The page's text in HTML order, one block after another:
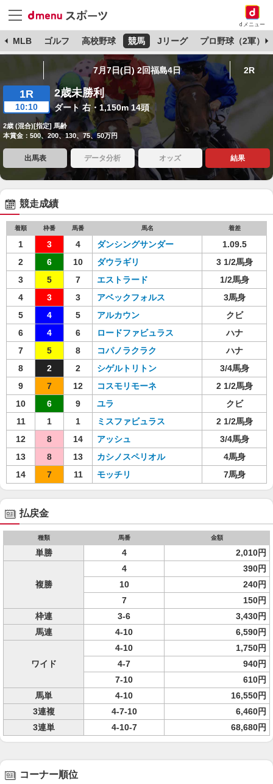
dメニュー
MLB ゴルフ 高校野球 競馬 Jリーグ プロ野球（2軍）
7月7日(日) 2回福島4日 2R
1R
10:10
2歳未勝利
ダート 右・1,150m 14頭
2歳 (混合)[指定] 馬齢
本賞金：500、200、130、75、50万円
出馬表 データ分析 オッズ 結果
競走成績
着順 枠番 馬番 馬名 着差
1 3 4 ダンシングサンダー
1.09.5
2
6 10 ダウラギリ
3 1/2馬身
3
5 7 エストラード
1/2馬身
4
3 3 アベックフォルス
3馬身
5
4 5 アルカウン
クビ
6
4 6 ロードファビュラス
ハナ
7
5 8 コパノラクラク
ハナ
8
2 2 シゲルトリトン
3/4馬身
9
7 12 コスモリモーネ
2 1/2馬身
10
6 9 ユラ
クビ
11
1 1 ミスファビュラス
2 1/2馬身
12
8 14 アッシュ
3/4馬身
13
8 13 カシノスペリオル
4馬身
14
7 11 モッチリ 7馬身
払戻金
種類 馬番 金額
単勝 4 2,010円
複勝
4
390円
10
240円
7
150円
枠連
3-6
3,430円
馬連
4-10 6,590円
ワイド
4-10
1,750円
4-7
940円
7-10
610円
馬単
4-10
16,550円
3連複
4-7-10
6,460円
3連単
4-10-7 68,680円
コーナー順位